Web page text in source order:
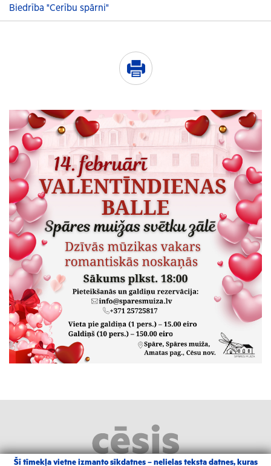
Biedrība "Cerību spārni"
Šī tīmekļa vietne izmanto sīkdatnes – nelielas teksta datnes, kuras